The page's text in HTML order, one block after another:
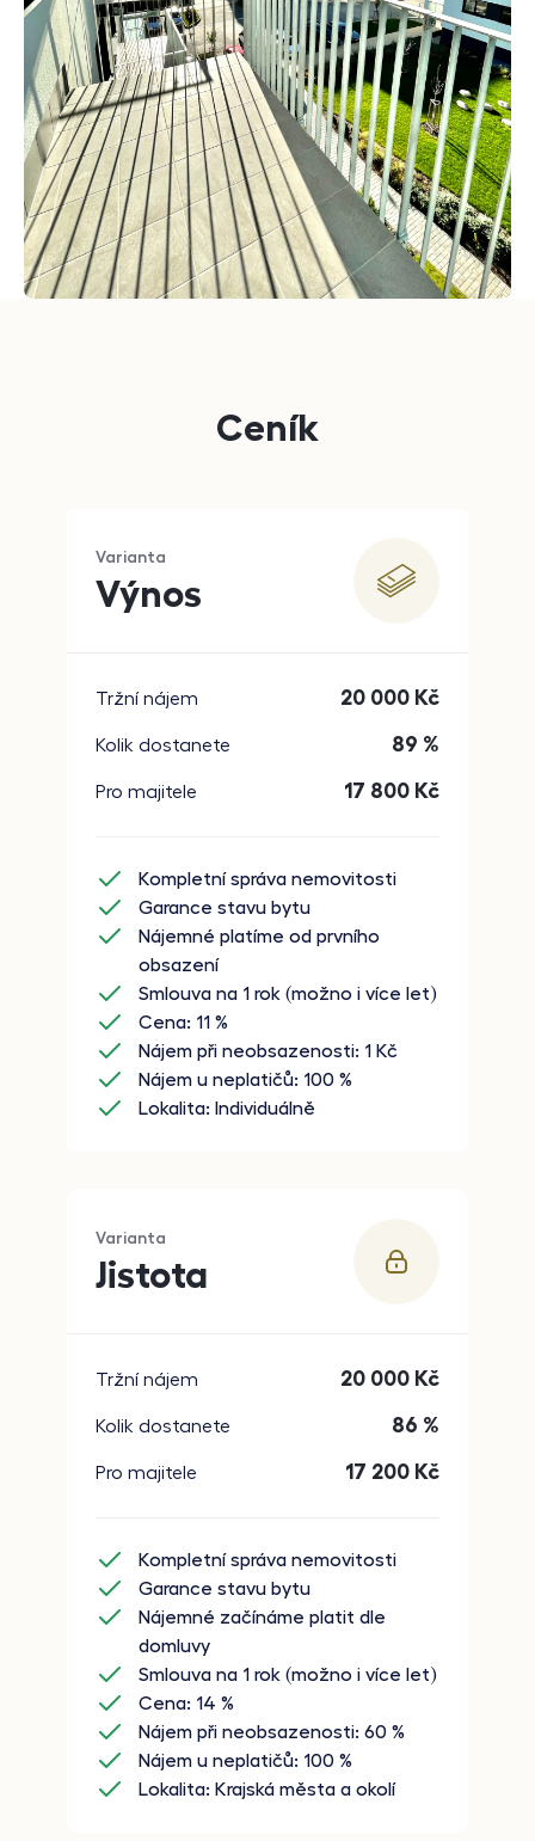
Ceník
Varianta
Výnos
Tržní nájem 20 000 Kč
Kolik dostanete 89 %
Pro majitele 17 800 Kč
Kompletní správa nemovitosti
Garance stavu bytu
Nájemné platíme od prvního
obsazení
Smlouva na 1 rok (možno i více let)
Cena: 11 %
Nájem při neobsazenosti: 1 Kč
Nájem u neplatičů: 100 %
Lokalita: Individuálně
Varianta
Jistota
Tržní nájem 20 000 Kč
Kolik dostanete 86 %
Pro majitele 17 200 Kč
Kompletní správa nemovitosti
Garance stavu bytu
Nájemné začínáme platit dle
domluvy
Smlouva na 1 rok (možno i více let)
Cena: 14 %
Nájem při neobsazenosti: 60 %
Nájem u neplatičů: 100 %
Lokalita: Krajská města a okolí